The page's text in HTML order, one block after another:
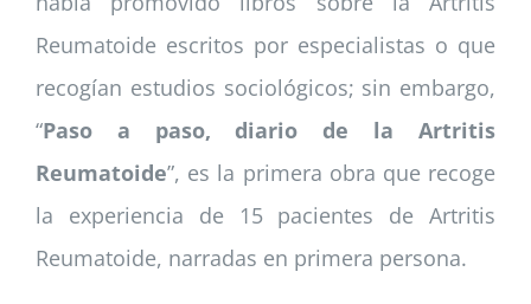
Reumatoide escritos por especialistas o que
recogían estudios sociológicos; sin embargo,
“Paso a paso, diario de la Artritis
Reumatoide”, es la primera obra que recoge
la experiencia de 15 pacientes de Artritis
Reumatoide, narradas en primera persona.